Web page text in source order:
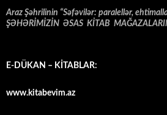
Araz Şəhrilinin “Səfəvilər: paralellər,
ŞƏHƏRİMİZİN ƏSAS KİTAB
E-DÜKAN – KİTABLAR:
www.kitabevim.az